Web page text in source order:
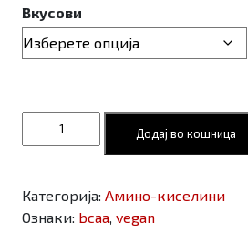
Вкусови
Vegan
BCAA
powder
количина
Додај во кошница
Категорија: Амино-киселини
Ознаки: bcaa, vegan